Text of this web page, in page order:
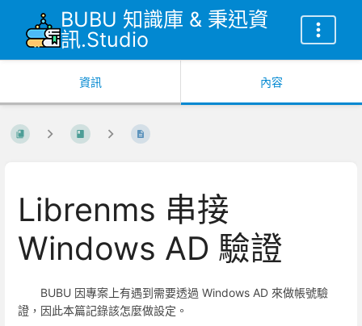
BUBU 知識庫 & 秉迅資
訊.Studio
資訊 內容
Librenms 串接
Windows AD 驗證
BUBU 因專案上有遇到需要透過 Windows AD 來做帳號驗
證，因此本篇記錄該怎麼做設定。